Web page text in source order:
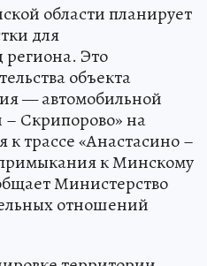
области планирует
для
региона. Это
объекта
— автомобильной
Скрипорово» на
трассе «Анастасино –
к Минскому
Министерство
отношений